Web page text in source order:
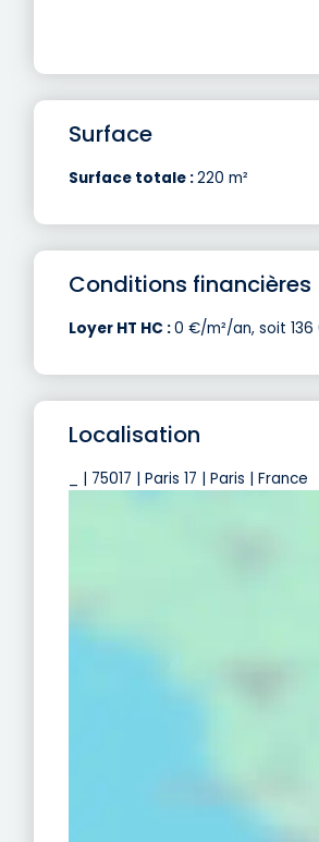
Surface
Surface totale :220 m²
Conditions financières
Loyer HT HC :0 €/m²/an, soit
Localisation
_ | 75017 | Paris 17 | Paris | France